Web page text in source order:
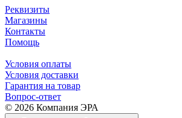
Реквизиты
Магазины
Контакты
Помощь
Условия оплаты
Условия доставки
Гарантия на товар
Вопрос-ответ
© 2026 Компания ЭРА